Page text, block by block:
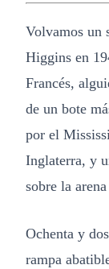
Volvamos un
Higgins en
Francés,
de un bote
por el
Inglaterra, y
sobre la
Ochenta y
rampa